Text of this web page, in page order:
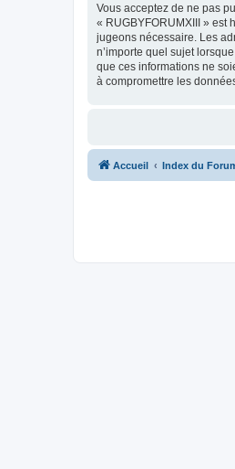
Vous acceptez de ne pas
« RUGBYFORUMXIII » est
jugeons nécessaire. Les
n’importe quel sujet
que ces informations ne
à compromettre les
Accueil Index du